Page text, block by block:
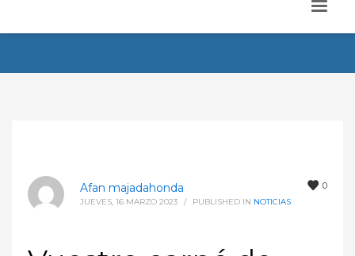
0
Afan majadahonda
JUEVES, 16 MARZO 2023 / PUBLISHED IN NOTICIAS